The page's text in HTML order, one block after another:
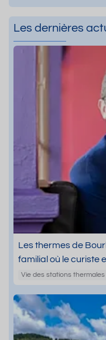
Les dernières
Les thermes de
familial où le curiste
Vie des stations thermales